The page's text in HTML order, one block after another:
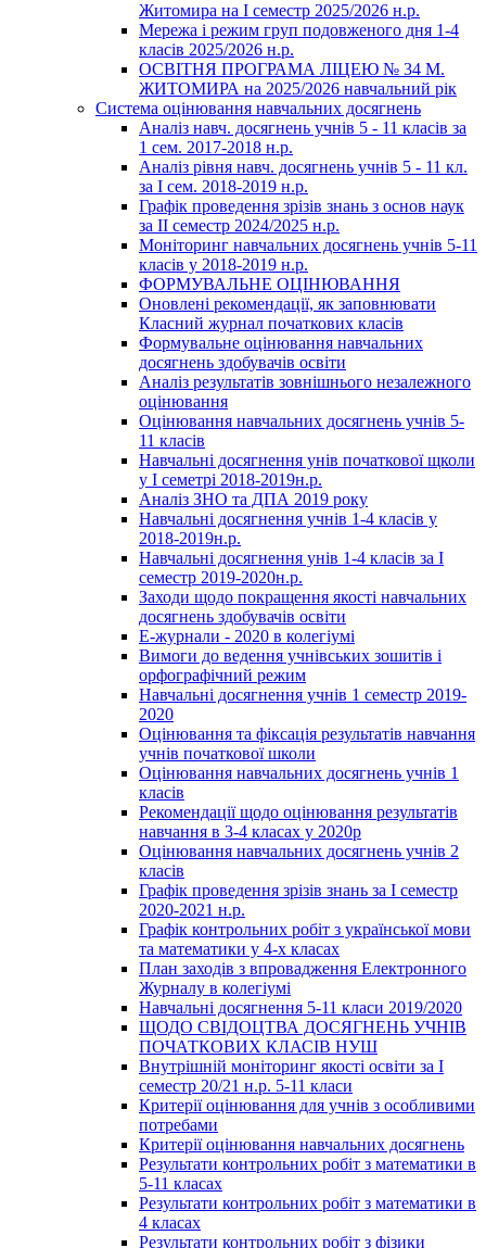
Житомира на І семестр 2025/2026 н.р.
Мережа і режим груп подовженого дня 1-4
класів 2025/2026 н.р.
ОСВІТНЯ ПРОГРАМА ЛІЦЕЮ № 34 М.
ЖИТОМИРА на 2025/2026 навчальний рік
Система оцінювання навчальних досягнень
Аналіз навч. досягнень учнів 5 - 11 класів за
1 сем. 2017-2018 н.р.
Аналіз рівня навч. досягнень учнів 5 - 11 кл.
за І сем. 2018-2019 н.р.
Графік проведення зрізів знань з основ наук
за ІІ семестр 2024/2025 н.р.
Моніторинг навчальних досягнень учнів 5-11
класів у 2018-2019 н.р.
ФОРМУВАЛЬНЕ ОЦІНЮВАННЯ
Оновлені рекомендації, як заповнювати
Класний журнал початкових класів
Формувальне оцінювання навчальних
досягнень здобувачів освіти
Аналіз результатів зовнішнього незалежного
оцінювання
Оцінювання навчальних досягнень учнів 5-
11 класів
Навчальні досягнення унів початкової щколи
у І семетрі 2018-2019н.р.
Аналіз ЗНО та ДПА 2019 року
Навчальні досягнення учнів 1-4 класів у
2018-2019н.р.
Навчальні досягнення унів 1-4 класів за І
семестр 2019-2020н.р.
Заходи щодо покращення якості навчальних
досягнень здобувачів освіти
Е-журнали - 2020 в колегіумі
Вимоги до ведення учнівських зошитів і
орфографічний режим
Навчальні досягнення учнів 1 семестр 2019-
2020
Оцінювання та фіксація результатів навчання
учнів початкової школи
Оцінювання навчальних досягнень учнів 1
класів
Рекомендації щодо оцінювання результатів
навчання в 3-4 класах у 2020р
Оцінювання навчальних досягнень учнів 2
класів
Графік проведення зрізів знань за І семестр
2020-2021 н.р.
Графік контрольних робіт з української мови
та математики у 4-х класах
План заходів з впровадження Електронного
Журналу в колегіумі
Навчальні досягнення 5-11 класи 2019/2020
ЩОДО СВІДОЦТВА ДОСЯГНЕНЬ УЧНІВ
ПОЧАТКОВИХ КЛАСІВ НУШ
Внутрішній моніторинг якості освіти за І
семестр 20/21 н.р. 5-11 класи
Критерії оцінювання для учнів з особливими
потребами
Критерії оцінювання навчальних досягнень
Результати контрольних робіт з математики в
5-11 класах
Результати контрольних робіт з математики в
4 класах
Результати контрольних робіт з фізики